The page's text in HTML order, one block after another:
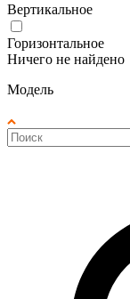
Вертикальное
Горизонтальное
Ничего не найдено
Модель